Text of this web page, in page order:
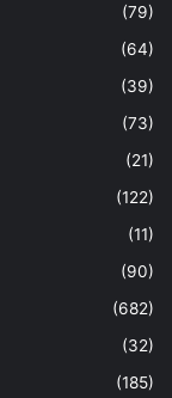
(79)
(64)
(39)
(73)
(21)
(122)
(11)
(90)
(682)
(32)
(185)